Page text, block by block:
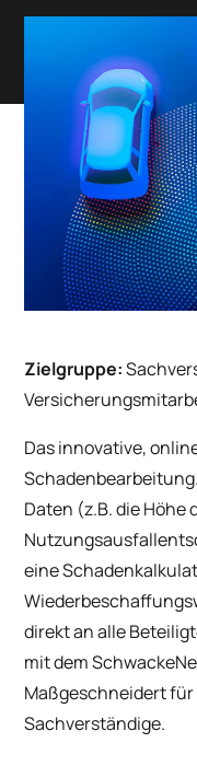
Zielgruppe:
Das innovative,
Daten (z.B. die Höhe
eine
direkt an alle
mit dem
Maßgeschneidert
Sachverständige.